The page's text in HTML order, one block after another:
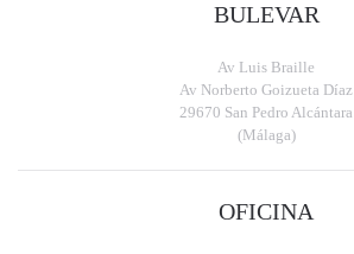
BULEVAR
Av Luis Braille
Av Norberto Goizueta Díaz
29670 San Pedro Alcántara
(Málaga)
OFICINA